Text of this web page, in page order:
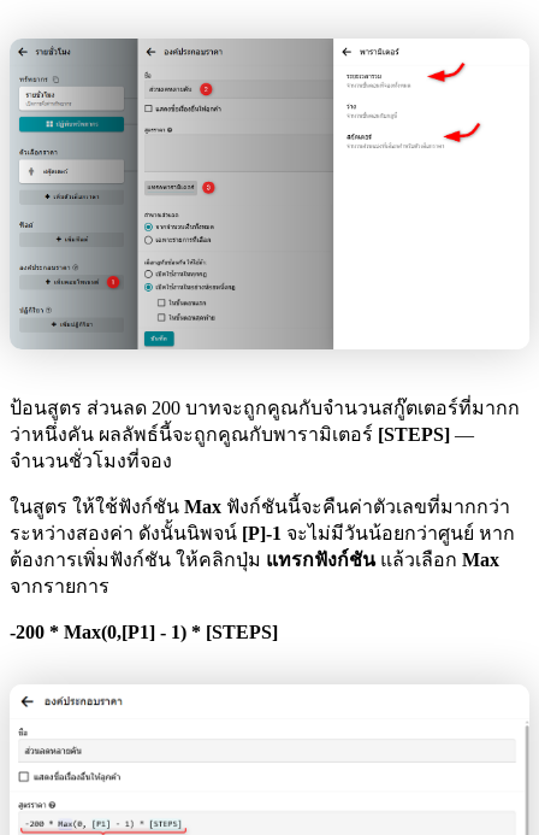
ป้อนสูตร ส่วนลด 200 บาทจะถูกคูณกับจำนวนสกู๊ตเตอร์ที่มากก
ว่าหนึ่งคัน ผลลัพธ์นี้จะถูกคูณกับพารามิเตอร์ [STEPS] —
จำนวนชั่วโมงที่จอง
ในสูตร ให้ใช้ฟังก์ชัน Max ฟังก์ชันนี้จะคืนค่าตัวเลขที่มากกว่า
ระหว่างสองค่า ดังนั้นนิพจน์ [P]-1 จะไม่มีวันน้อยกว่าศูนย์ หาก
ต้องการเพิ่มฟังก์ชัน ให้คลิกปุ่ม แทรกฟังก์ชันแล้วเลือก Max
จากรายการ
-200 * Max(0,[P1] - 1) * [STEPS]